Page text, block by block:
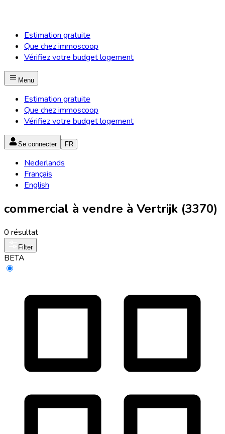
Estimation gratuite
Que chez immoscoop
Vérifiez votre budget logement
Menu
Estimation gratuite
Que chez immoscoop
Vérifiez votre budget logement
Se connecter FR
Nederlands
Français
English
commercial à vendre à Vertrijk (3370)
0 résultat
Filter
BETA